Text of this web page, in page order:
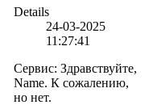
Details
24-03-2025
11:27:41
Сервис: Здравствуйте,
Name. К сожалению,
но нет.